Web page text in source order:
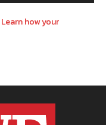
Learn how your